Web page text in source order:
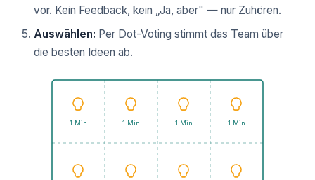
vor. Kein Feedback, kein „Ja, aber" — nur Zuhören.
Auswählen: Per Dot-Voting stimmt das Team über
die besten Ideen ab.
1 Min 1 Min 1 Min 1 Min